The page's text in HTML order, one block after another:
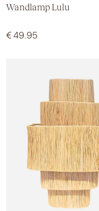
Wandlamp Lulu
€49.95